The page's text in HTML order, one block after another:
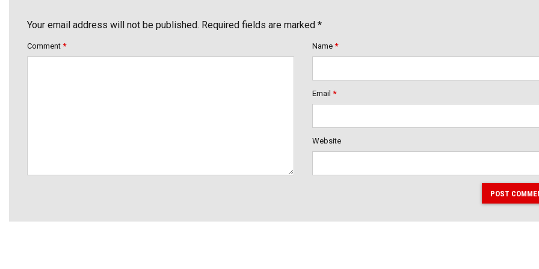
Your email address will not be published. Required fields are marked *
Comment * Name *
Email *
Website
POST